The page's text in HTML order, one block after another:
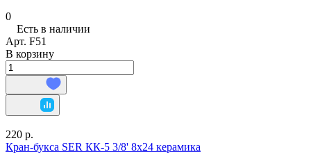
0
Есть в наличии
Арт. F51
В корзину
220 р.
Кран-букса SER КК-5 3/8' 8х24 керамика